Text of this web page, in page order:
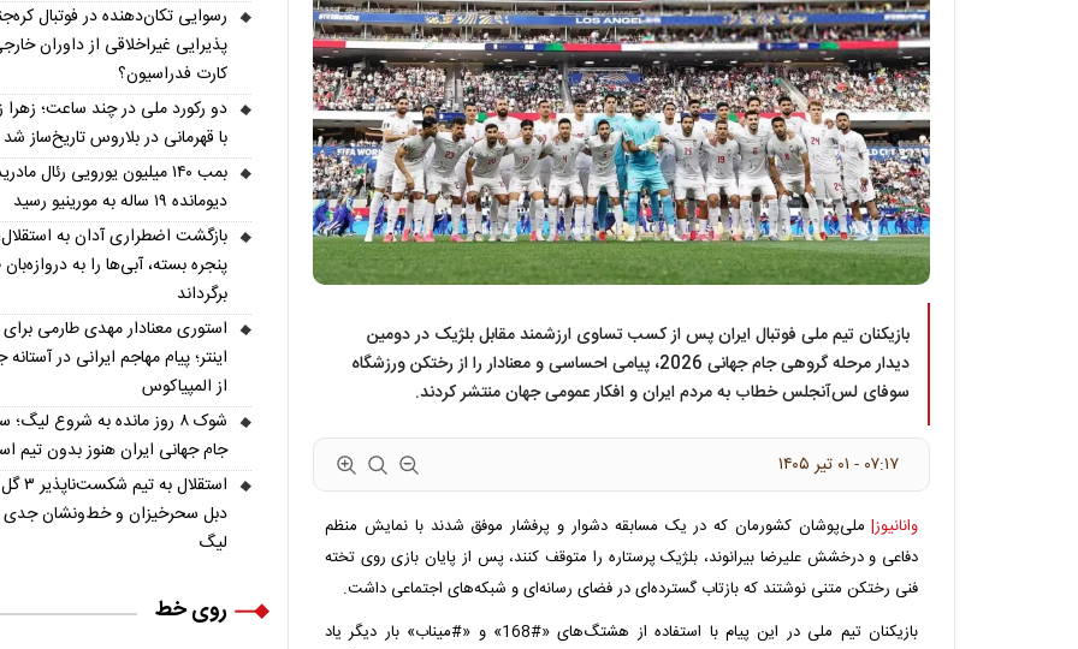
بازیکنان تیم ملی فوتبال ایران پس از کسب تساوی ارزشمند مقابل بلژیک در دومین
دیدار مرحله گروهی جام جهانی 2026، پیامی احساسی و معنادار را از رختکن ورزشگاه
سوفای لس‌آنجلس خطاب به مردم ایران و افکار عمومی جهان منتشر کردند.
۰۷:۱۷ - ۰۱ تير ۱۴۰۵
وانانیوز| ملی‌پوشان کشورمان که در یک مسابقه دشوار و پرفشار موفق شدند با نمایش منظم
دفاعی و درخشش علیرضا بیرانوند، بلژیک پرستاره را متوقف کنند، پس از پایان بازی روی تخته
فنی رختکن متنی نوشتند که بازتاب گسترده‌ای در فضای رسانه‌ای و شبکه‌های اجتماعی داشت.
بازیکنان تیم ملی در این پیام با استفاده از هشتگ‌های «#168» و «#میناب» بار دیگر یاد
رسوایی تکان‌دهنده در فوتبال
پذیرایی غیراخلاقی از داوران
کارت فدراسیون؟
دو رکورد ملی در چند ساعت؛ زهرا
با قهرمانی در بلاروس تاریخ‌ساز شد
بمب ۱۴۰ میلیون یورویی رئال
دیومانده ۱۹ ساله به مورینیو رسید
بازگشت اضطراری آدان به
پنجره بسته، آبی‌ها را به دروازه‌بان
برگرداند
استوری معنادار مهدی طارمی برای
اینتر؛ پیام مهاجم ایرانی در
از المپیاکوس
شوک ۸ روز مانده به شروع لیگ؛
جام جهانی ایران هنوز بدون تیم
استقلال به
دبل سحرخیزان و خط‌ونشان جدی
لیگ
روی خط